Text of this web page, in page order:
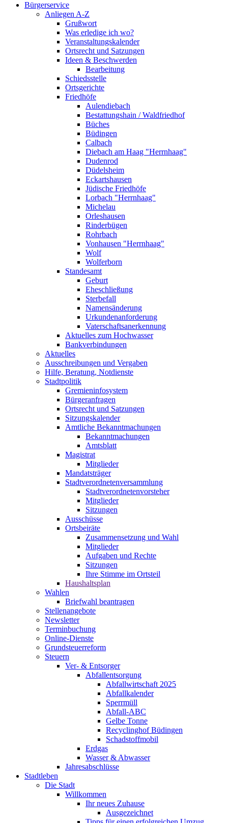
Bürgerservice
Anliegen A-Z
Grußwort
Was erledige ich wo?
Veranstaltungskalender
Ortsrecht und Satzungen
Ideen & Beschwerden
Bearbeitung
Schiedsstelle
Ortsgerichte
Friedhöfe
Aulendiebach
Bestattungshain / Waldfriedhof
Büches
Büdingen
Calbach
Diebach am Haag "Herrnhaag"
Dudenrod
Düdelsheim
Eckartshausen
Jüdische Friedhöfe
Lorbach "Herrnhaag"
Michelau
Orleshausen
Rinderbügen
Rohrbach
Vonhausen "Herrnhaag"
Wolf
Wolferborn
Standesamt
Geburt
Eheschließung
Sterbefall
Namensänderung
Urkundenanforderung
Vaterschaftsanerkennung
Aktuelles zum Hochwasser
Bankverbindungen
Aktuelles
Ausschreibungen und Vergaben
Hilfe, Beratung, Notdienste
Stadtpolitik
Gremieninfosystem
Bürgeranfragen
Ortsrecht und Satzungen
Sitzungskalender
Amtliche Bekanntmachungen
Bekanntmachungen
Amtsblatt
Magistrat
Mitglieder
Mandatsträger
Stadtverordnetenversammlung
Stadtverordnetenvorsteher
Mitglieder
Sitzungen
Ausschüsse
Ortsbeiräte
Zusammensetzung und Wahl
Mitglieder
Aufgaben und Rechte
Sitzungen
Ihre Stimme im Ortsteil
Haushaltsplan
Wahlen
Briefwahl beantragen
Stellenangebote
Newsletter
Terminbuchung
Online-Dienste
Grundsteuerreform
Steuern
Ver- & Entsorger
Abfallentsorgung
Abfallwirtschaft 2025
Abfallkalender
Sperrmüll
Abfall-ABC
Gelbe Tonne
Recyclinghof Büdingen
Schadstoffmobil
Erdgas
Wasser & Abwasser
Jahresabschlüsse
Stadtleben
Die Stadt
Willkommen
Ihr neues Zuhause
Ausgezeichnet